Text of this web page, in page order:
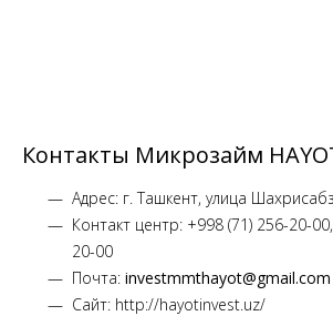
Контакты Микрозайм
Адрес: г. Ташкент, улица
Контакт центр: +998 (71) 256-20-
20-00
Почта: investmmthayot@gmail.com
Сайт: http://hayotinvest.uz/